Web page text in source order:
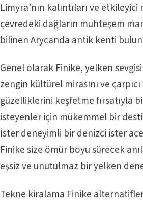
Limyra’nın kalıntıları ve etkileyici
çevredeki dağların muhteşem
bilinen Arycanda antik kenti
Genel olarak Finike, yelken
zengin kültürel mirasını ve
güzelliklerini keşfetme fırsatıyla
isteyenler için mükemmel bir
İster deneyimli bir denizci ister
Finike size ömür boyu sürecek
eşsiz ve unutulmaz bir yelken
Tekne kiralama Finike